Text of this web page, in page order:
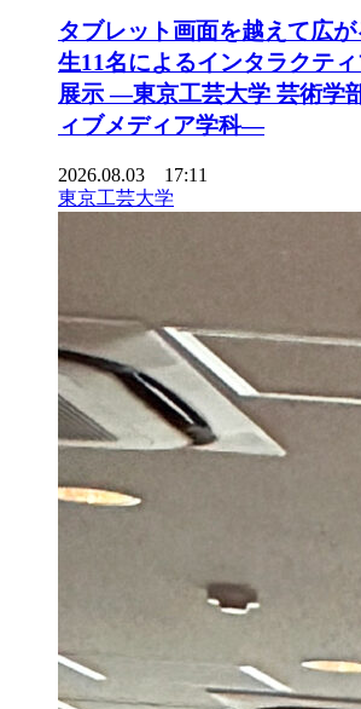
タブレット画面を越えて広
生11名によるインタラクテ
展示 ―東京工芸大学 芸術学
ィブメディア学科―
2026.08.03 17:11
東京工芸大学